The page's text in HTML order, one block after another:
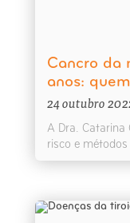
Cancro da
anos:
24 outubro
A Dra. Catarina
risco e